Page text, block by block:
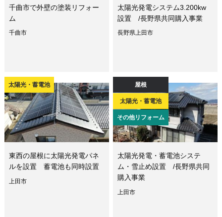
千曲市で外壁の塗装リフォー
ム
千曲市
太陽光発電システム3.200kw
設置 /長野県共同購入事業
長野県上田市
太陽光・蓄電池
東西の屋根に太陽光発電パネ
ルを設置 蓄電池も同時設置
上田市
屋根
太陽光・蓄電池
その他リフォーム
太陽光発電・蓄電池システ
ム・雪止め設置 /長野県共同
購入事業
上田市